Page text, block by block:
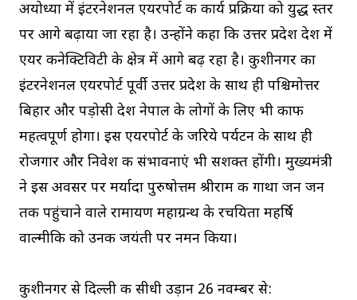
अयोध्या में इंटरनेशनल एयरपोर्ट की कार्य प्रक्रिया को युद्ध स्तर
पर आगे बढ़ाया जा रहा है। उन्होंने कहा कि उत्तर प्रदेश देश में
एयर कनेक्टिविटी के क्षेत्र में आगे बढ़ रहा है। कुशीनगर का
इंटरनेशनल एयरपोर्ट पूर्वी उत्तर प्रदेश के साथ ही पश्चिमोत्तर
बिहार और पड़ोसी देश नेपाल के लोगों के लिए भी काफी
महत्वपूर्ण होगा। इस एयरपोर्ट के जरिये पर्यटन के साथ ही
रोजगार और निवेश की संभावनाएं भी सशक्त होंगी। मुख्यमंत्री
ने इस अवसर पर मर्यादा पुरुषोत्तम श्रीराम की गाथा जन जन
तक पहुंचाने वाले रामायण महाग्रन्थ के रचयिता महर्षि
वाल्मीकि को उनकी जयंती पर नमन किया।
कुशीनगर से दिल्ली की सीधी उड़ान 26 नवम्बर से: